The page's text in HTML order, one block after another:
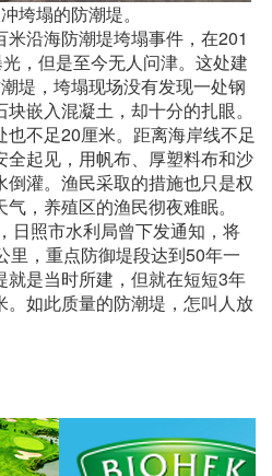
垮塌的防潮堤。
沿海防潮堤垮塌事件，在201
，但是至今无人问津。这处建
堤，垮塌现场没有发现一处钢
嵌入混凝土，却十分的扎眼。
不足20厘米。距离海岸线不足
起见，用帆布、厚塑料布和沙
灌。渔民采取的措施也只是权
，养殖区的渔民彻夜难眠。
日照市水利局曾下发通知，将
里，重点防御堤段达到50年一
是当时所建，但就在短短3年
。如此质量的防潮堤，怎叫人放